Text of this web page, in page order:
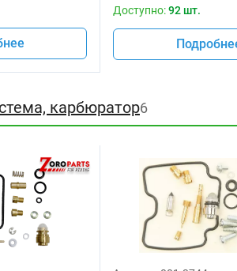
Доступно:92 шт.
карбюратор6